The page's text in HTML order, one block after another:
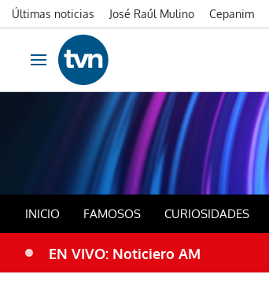
Últimas noticias José Raúl Mulino Cepanim
Ir al contenido
Obrir navegació
INICIO FAMOSOS CURIOSIDADES
EN VIVO: Noticiero AM